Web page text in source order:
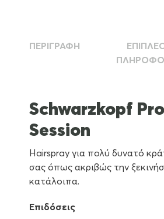
ΠΕΡΙΓΡΑΦΉ
Schwarzkopf
Session
Hairspray για πολύ δυνατό
σας όπως ακριβώς την
κατάλοιπα.
Επιδόσεις